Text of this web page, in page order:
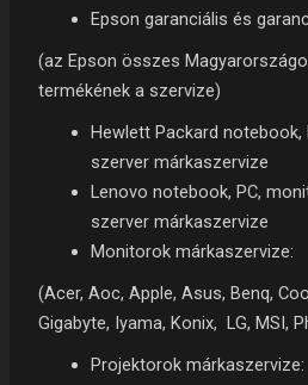
Epson garanciális és
(az Epson összes
termékének a szervize)
Hewlett Packard
szerver márkaszervize
Lenovo notebook, PC,
szerver márkaszervize
Monitorok márkaszervize:
(Acer, Aoc, Apple, Asus, Benq,
Gigabyte, Iyama, Konix, LG, MSI,
Projektorok márkaszervize: